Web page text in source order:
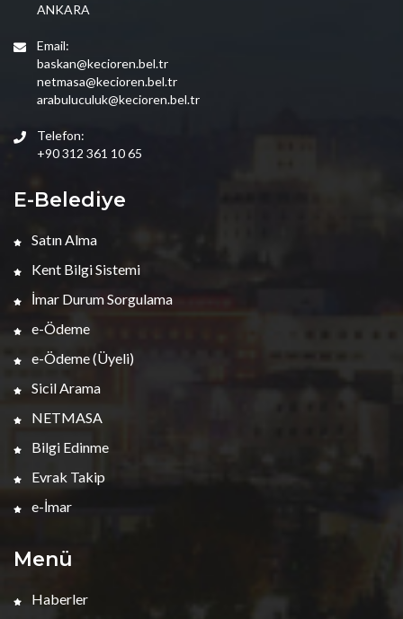
ANKARA
Email:
baskan@kecioren.bel.tr
netmasa@kecioren.bel.tr
arabuluculuk@kecioren.bel.tr
Telefon:
+90 312 361 10 65
E-Belediye
Satın Alma
Kent Bilgi Sistemi
İmar Durum Sorgulama
e-Ödeme
e-Ödeme (Üyeli)
Sicil Arama
NETMASA
Bilgi Edinme
Evrak Takip
e-İmar
Menü
Haberler